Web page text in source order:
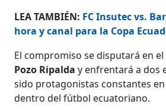
LEA TAMBIÉN: FC Insutec vs.
hora y canal para la Copa
El compromiso se disputará en el
Pozo Ripalday enfrentará a dos
sido protagonistas constantes
dentro del fútbol ecuatoriano.